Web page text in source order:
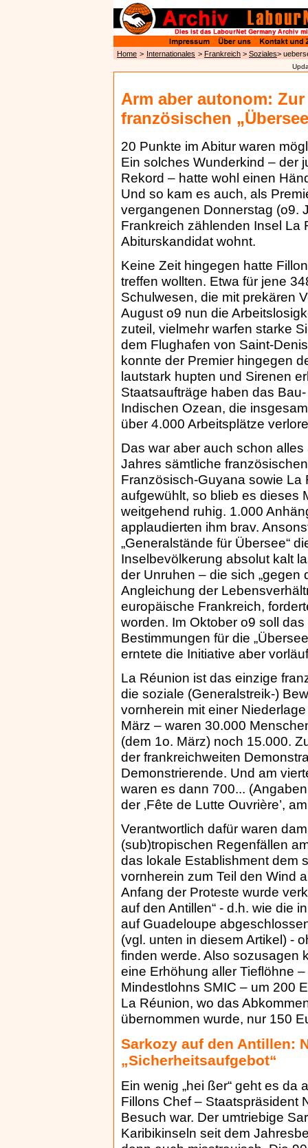
Home > Internationales > Frankreich > Soziales>
Arm aber autonom:
französischen
20 Punkte im Abitur waren
Ein solches Wunderkind – der
Rekord – hatte wohl einen
Und so kam es auch, als
vergangenen Donnerstag (o9.
Frankreich zählenden Insel La
Abiturskandidat wohnt.
Keine Zeit hingegen hatte
treffen wollten. Etwa für jene
Schulwesen, die mit prekären
August o9 nun die
zuteil, vielmehr warfen starke
dem Flughafen von Saint-
konnte der Premier hingegen
lautstark hupten und Sirenen
Staatsaufträge haben das
Indischen Ozean, die
über 4.000 Arbeitsplätze
Das war aber auch schon
Jahres sämtliche
Französisch-Guyana sowie
aufgewühlt, so blieb es dieses
weitgehend ruhig. 1.000
applaudierten ihm brav.
„Generalstände für Übersee“
Inselbevölkerung absolut kalt
der Unruhen – die sich „gegen
Angleichung der
europäische Frankreich,
worden. Im Oktober o9 soll
Bestimmungen für die
erntete die Initiative aber
La Réunion ist das einzige
die soziale (Generalstreik-)
vornherein mit einer
März – waren 30.000
(dem 1o. März) noch 15.000.
der frankreichweiten
Demonstrierende. Und am
waren es dann 700...
der ‚Fête de Lutte Ouvrière’,
Verantwortlich dafür waren
(sub)tropischen Regenfällen
das lokale Establishment dem
vornherein zum Teil den Wind
Anfang der Proteste wurde
auf den Antillen“ - d.h. wie die
auf Guadeloupe
(vgl. unten in diesem Artikel) -
finden werde. Also sozusagen
eine Erhöhung aller Tieflöhne
Mindestlohns SMIC – um 200
La Réunion, wo das
übernommen wurde, nur 150
Sarkozy auf den Antillen:
„Sicherheitsaufgebot“
Ein wenig „hei ßer“ geht es da
Fillons Chef – Staatspräsident
Besuch war. Der umtriebige
Karibikinseln seit dem